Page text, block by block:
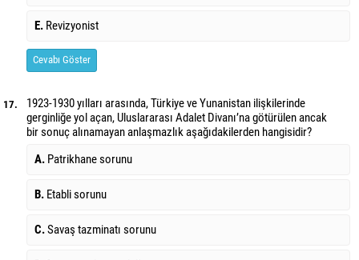
E. Revizyonist
Cevabı Göster
17.
1923-1930 yılları arasında, Türkiye ve Yunanistan ilişkilerinde
gerginliğe yol açan, Uluslararası Adalet Divanı’na götürülen ancak
bir sonuç alınamayan anlaşmazlık aşağıdakilerden hangisidir?
A. Patrikhane sorunu
B. Etabli sorunu
C.Savaş tazminatı sorunu